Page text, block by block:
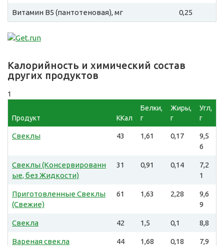
Витамин B5 (пантотеновая), мг 0,25
Калорийность и химический состав
других продуктов
1
Продукт ККал
Белки,
г
Жиры,
г
Угл,
г
Свеклы 43 1,61 0,17
9,5
6
Свеклы (Консервированн
ые, без Жидкости)
31 0,91 0,14
7,2
1
Приготовленные Свеклы
(Свежие)
61 1,63 2,28
9,6
9
Свекла 42 1,5 0,1 8,8
Вареная свекла 44 1,68 0,18
7,9